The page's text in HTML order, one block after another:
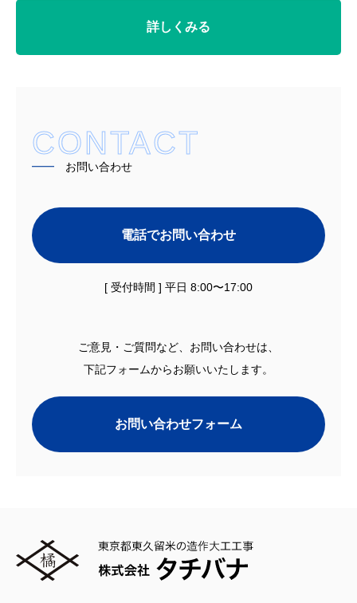
詳しくみる
CONTACT
━━ お問い合わせ
電話でお問い合わせ
[ 受付時間 ] 平日 8:00〜17:00
ご意見・ご質問など、お問い合わせは、
下記フォームからお願いいたします。
お問い合わせフォーム